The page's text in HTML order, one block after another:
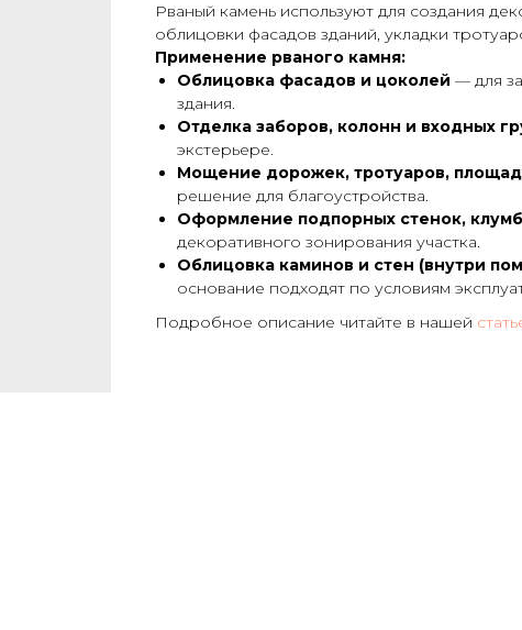
Рваный камень используют для создания
облицовки фасадов зданий, укладки
Применение рваного камня:
Облицовка фасадов и цоколей — для
здания.
Отделка заборов, колонн и входных
экстерьере.
Мощение дорожек, тротуаров,
решение для благоустройства.
Оформление подпорных стенок,
декоративного зонирования участка.
Облицовка каминов и стен (внутри
основание подходят по условиям
Подробное описание читайте в нашей